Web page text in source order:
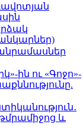
ին ու «Գոջո»-
և